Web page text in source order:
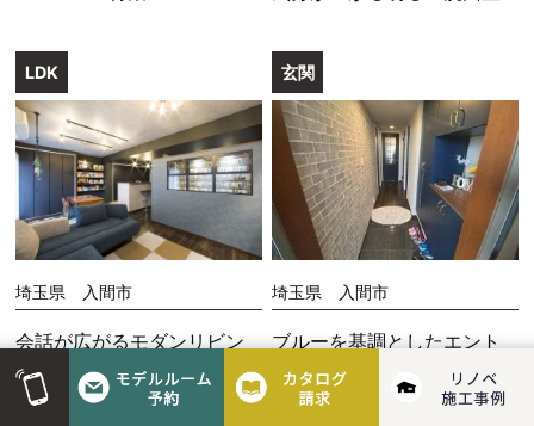
LDK
埼玉県 入間市
会話が広がるモダンリビン
グ
玄関
埼玉県 入間市
ブルーを基調としたエント
ランス